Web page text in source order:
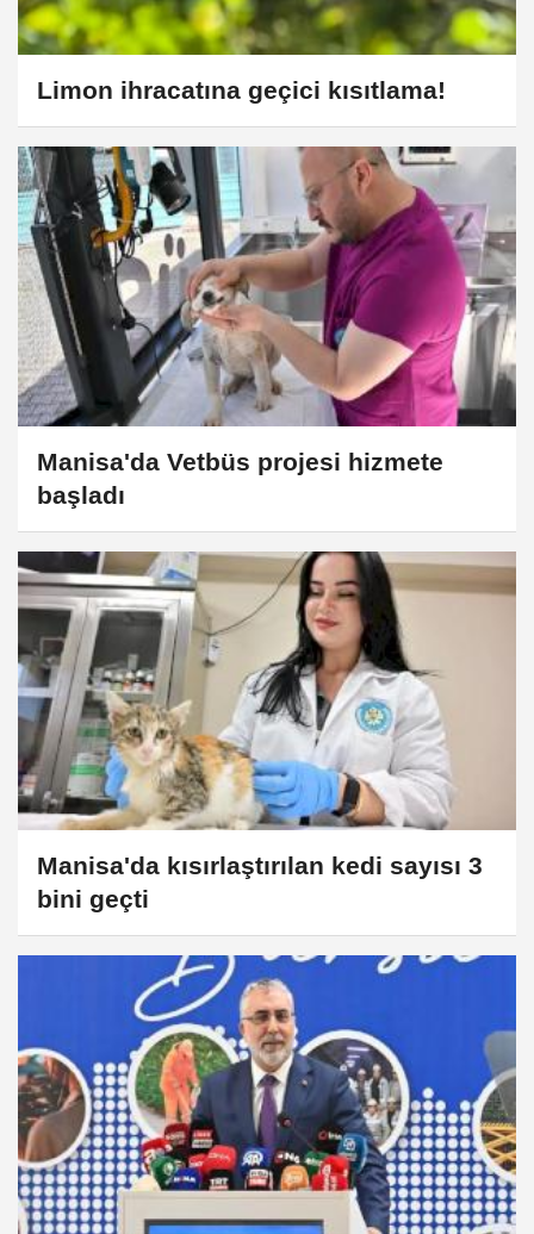
Limon ihracatına geçici kısıtlama!
Manisa'da Vetbüs projesi hizmete
başladı
Manisa'da kısırlaştırılan kedi sayısı 3
bini geçti